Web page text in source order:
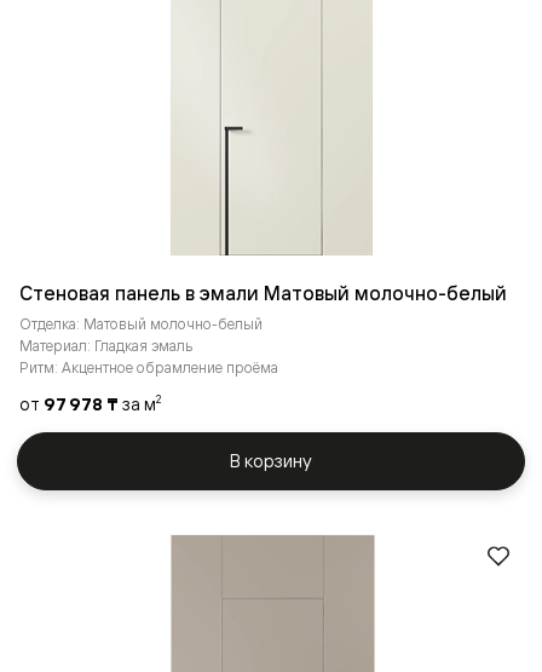
Стеновая панель в эмали Матовый молочно-белый
Отделка: Матовый молочно-белый
Материал: Гладкая эмаль
Ритм: Акцентное обрамление проёма
от 97 978 ₸ за м2
В корзину